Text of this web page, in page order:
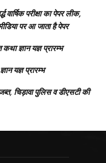
वार्षिक परीक्षा का पेपर लीक,
पर आ जाता है पेपर
ज्ञान यज्ञ प्रारम्भ
यज्ञ प्रारम्भ
चिड़ावा पुलिस व डीएसटी की